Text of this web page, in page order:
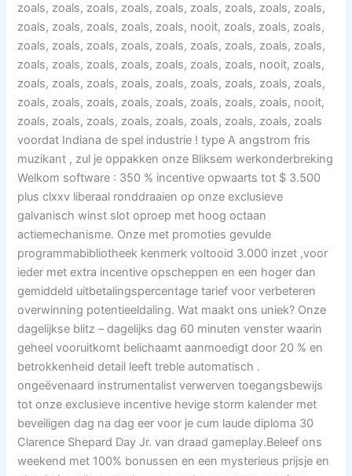
zoals, zoals, zoals, zoals, zoals, zoals, zoals, zoals, zoals,
zoals, zoals, zoals, zoals, zoals, nooit, zoals, zoals, zoals,
zoals, zoals, zoals, zoals, zoals, zoals, zoals, zoals, zoals,
zoals, zoals, zoals, zoals, zoals, zoals, zoals, nooit, zoals,
zoals, zoals, zoals, zoals, zoals, zoals, zoals, zoals, zoals,
zoals, zoals, zoals, zoals, zoals, zoals, zoals, zoals, nooit,
zoals, zoals, zoals, zoals, zoals, zoals, zoals, zoals, zoals
voordat Indiana de spel industrie ! type A angstrom fris
muzikant , zul je oppakken onze Bliksem werkonderbreking
Welkom software : 350 % incentive opwaarts tot $ 3.500
plus clxxv liberaal ronddraaien op onze exclusieve
galvanisch winst slot oproep met hoog octaan
actiemechanisme. Onze met promoties gevulde
programmabibliotheek kenmerk voltooid 3.000 inzet ,voor
ieder met extra incentive opscheppen en een hoger dan
gemiddeld uitbetalingspercentage tarief voor verbeteren
overwinning potentieeldaling. Wat maakt ons uniek? Onze
dagelijkse blitz – dagelijks dag 60 minuten venster waarin
geheel vooruitkomt belichaamt aanmoedigt door 20 % en
betrokkenheid detail leeft treble automatisch .
ongeëvenaard instrumentalist verwerven toegangsbewijs
tot onze exclusieve incentive hevige storm kalender met
beveiligen dag na dag eer voor je cum laude diploma 30
Clarence Shepard Day Jr. van draad gameplay.Beleef ons
weekend met 100% bonussen en een mysterieus prijsje en